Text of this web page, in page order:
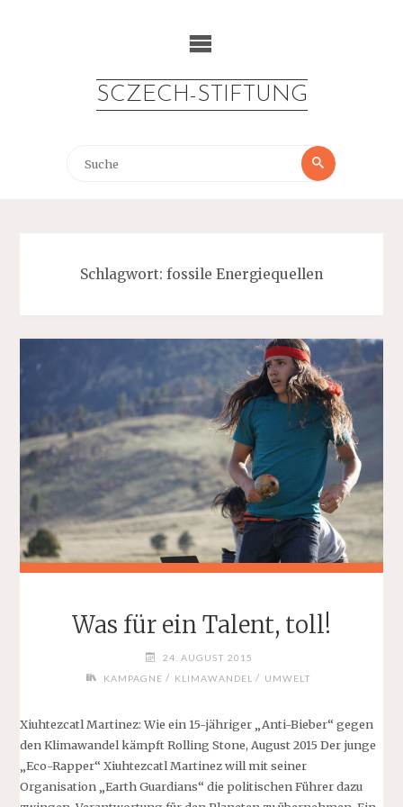
SCZECH-STIFTUNG
Suche
Suche
Schlagwort: fossile Energiequellen
Was für ein Talent, toll!
24. AUGUST 2015
KAMPAGNE / KLIMAWANDEL / UMWELT
Xiuhtezcatl Martinez: Wie ein 15-jähriger „Anti-Bieber“ gegen
den Klimawandel kämpft Rolling Stone, August 2015 Der junge
„Eco-Rapper“ Xiuhtezcatl Martinez will mit seiner
Organisation „Earth Guardians“ die politischen Führer dazu